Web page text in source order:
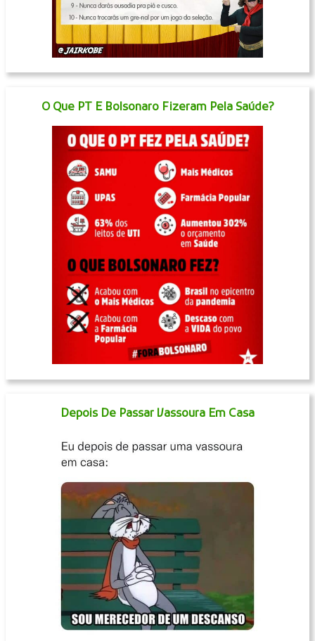
O Que PT E Bolsonaro Fizeram Pela Saúde?
Depois De Passar Vassoura Em Casa